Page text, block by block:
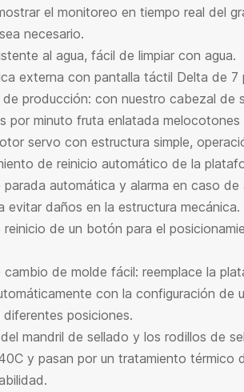
el monitoreo en tiempo real del
necesario.
al agua, fácil de limpiar con agua.
externa con pantalla táctil Delta de 7
producción: con nuestro cabezal de
por minuto fruta enlatada melocotones
servo con estructura simple,
de reinicio automático de la
parada automática y alarma en caso
evitar daños en la estructura mecánica.
de un botón para el
de molde fácil: reemplace la
con la configuración de
posiciones.
mandril de sellado y los rodillos de
y pasan por un tratamiento térmico